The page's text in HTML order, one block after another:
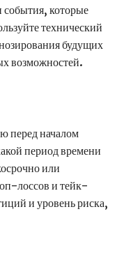
которые
технический
будущих
возможностей.
перед началом
период времени
или
лоссов и тейк-
и уровень риска,